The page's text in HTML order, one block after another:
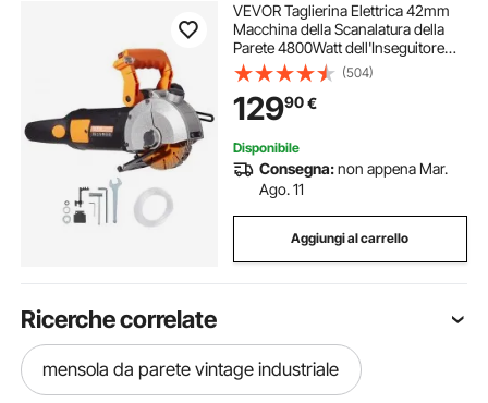
VEVOR Taglierina Elettrica 42mm
Macchina della Scanalatura della
Parete 4800Watt dell'Inseguitore
della Parete ,Stozzatrice da Parete
6000 RPM Nessuna Polvere,
Macchina da Taglio a Parete
(504)
12990€
Disponibile
Consegna:non appena Mar.
Ago. 11
Aggiungi al carrello
Ricerche correlate
mensola da parete vintage industriale